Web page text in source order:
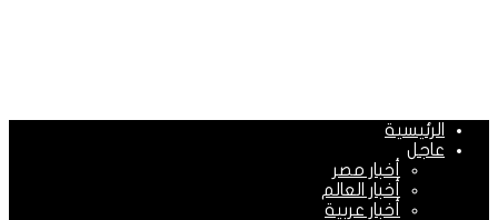
الرئيسية
عاجل
أخبار مصر
أخبار العالم
أخبار عربية